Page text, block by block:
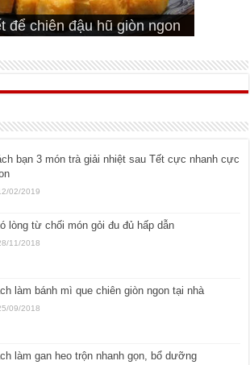
nước mắm trộn gỏi ngon
để chiên đậu hũ giòn ngon
sườn non nướng ngon
thịt heo chiên ngon mềm
ướp sườn cơm tấm
bạn 3 món trà giải nhiệt sau Tết cực nhanh cực
02/2019
lòng từ chối món gỏi đu đủ hấp dẫn
11/2018
làm bánh mì que chiên giòn ngon tại nhà
09/2018
làm gan heo trộn nhanh gọn, bổ dưỡng